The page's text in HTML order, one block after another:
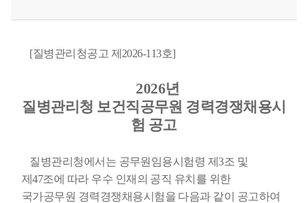
[질병관리청공고 제2026-113호]
2026년
질병관리청 보건직공무원 경력경쟁채용시
험 공고
질병관리청에서는 공무원임용시험령 제3조 및
제47조에 따라 우수 인재의 공직 유치를 위한
국가공무원 경력경쟁채용시험을 다음과 같이 공고하여